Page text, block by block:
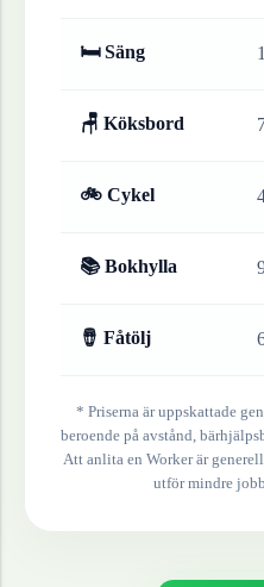
🛏 Säng
🪑 Köksbord
🚲 Cykel
📚 Bokhylla
🪘 Fåtölj
* Priserna är uppskattade
beroende på avstånd,
Att anlita en Worker är
utför mindre